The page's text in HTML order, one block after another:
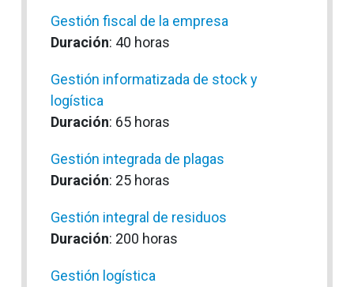
Gestión fiscal de la empresa
Duración: 40 horas
Gestión informatizada de stock y
logística
Duración: 65 horas
Gestión integrada de plagas
Duración: 25 horas
Gestión integral de residuos
Duración: 200 horas
Gestión logística